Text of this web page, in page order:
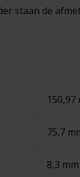
staan de
150,97
75,7
8,3 mm